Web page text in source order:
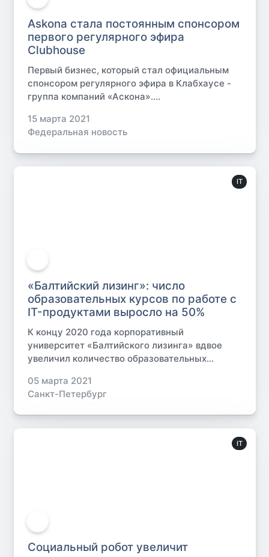
Askona стала постоянным спонсором
первого регулярного эфира
Clubhouse
Первый бизнес, который стал официальным
спонсором регулярного эфира в Клабхаусе -
группа компаний «Аскона»....
15 марта 2021
Федеральная новость
IT
«Балтийский лизинг»: число
образовательных курсов по работе с
IT-продуктами выросло на 50%
К концу 2020 года корпоративный
университет «Балтийского лизинга» вдвое
увеличил количество образовательных...
05 марта 2021
Санкт-Петербург
IT
Социальный робот увеличит